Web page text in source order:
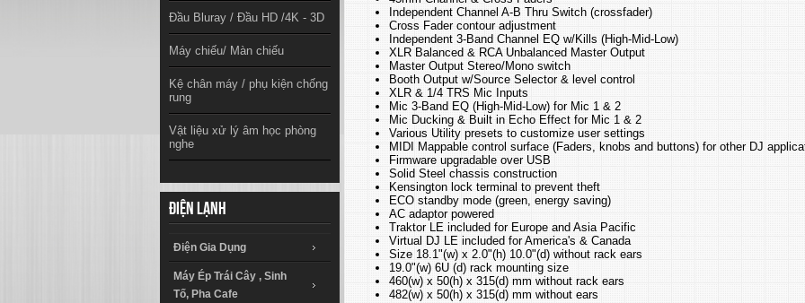
Đầu Bluray / Đầu HD /4K - 3D
Máy chiếu/ Màn chiếu
Kệ chân máy / phụ kiện chống
rung
Vật liệu xử lý âm học phòng
nghe
Điện lạnh
Điện Gia Dụng
Máy Ép Trái Cây , Sinh
Tố, Pha Cafe
Independent Channel A-B Thru Switch (crossfader)
Cross Fader contour adjustment
Independent 3-Band Channel EQ w/Kills (High-Mid-Low)
XLR Balanced & RCA Unbalanced Master Output
Master Output Stereo/Mono switch
Booth Output w/Source Selector & level control
XLR & 1/4 TRS Mic Inputs
Mic 3-Band EQ (High-Mid-Low) for Mic 1 & 2
Mic Ducking & Built in Echo Effect for Mic 1 & 2
Various Utility presets to customize user settings
MIDI Mappable control surface (Faders, knobs and buttons) for other DJ
Firmware upgradable over USB
Solid Steel chassis construction
Kensington lock terminal to prevent theft
ECO standby mode (green, energy saving)
AC adaptor powered
Traktor LE included for Europe and Asia Pacific
Virtual DJ LE included for America's & Canada
Size 18.1"(w) x 2.0"(h) 10.0"(d) without rack ears
19.0"(w) 6U (d) rack mounting size
460(w) x 50(h) x 315(d) mm without rack ears
482(w) x 50(h) x 315(d) mm without ears